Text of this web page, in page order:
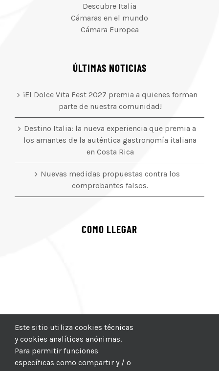
Descubre Italia
Cámaras en el mundo
Cámara Europea
ÚLTIMAS NOTICIAS
¡El Dolce Vita Fest 2027 premia a quienes forman
parte de nuestra comunidad!
Destino Italia: la nueva experiencia que premia a
los amantes de la auténtica gastronomía italiana
en Costa Rica
Nuevas medidas propuestas contra los
comprobantes falsos.
COMO LLEGAR
Este sitio utiliza cookies técnicas
y cookies analíticas anónimas.
Para permitir funciones
específicas como compartir y / o